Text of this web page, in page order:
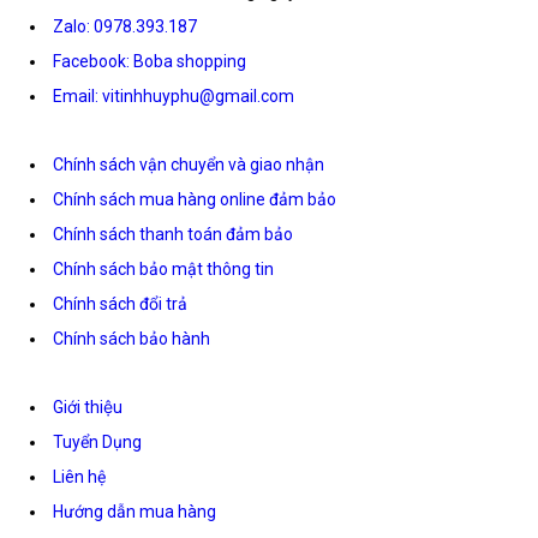
Zalo: 0978.393.187
Facebook: Boba shopping
Email: vitinhhuyphu@gmail.com
Chính sách vận chuyển và giao nhận
Chính sách mua hàng online đảm bảo
Chính sách thanh toán đảm bảo
Chính sách bảo mật thông tin
Chính sách đổi trả
Chính sách bảo hành
Giới thiệu
Tuyển Dụng
Liên hệ
Hướng dẫn mua hàng